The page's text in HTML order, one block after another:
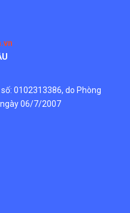
0102313386, do Phòng
ngày 06/7/2007